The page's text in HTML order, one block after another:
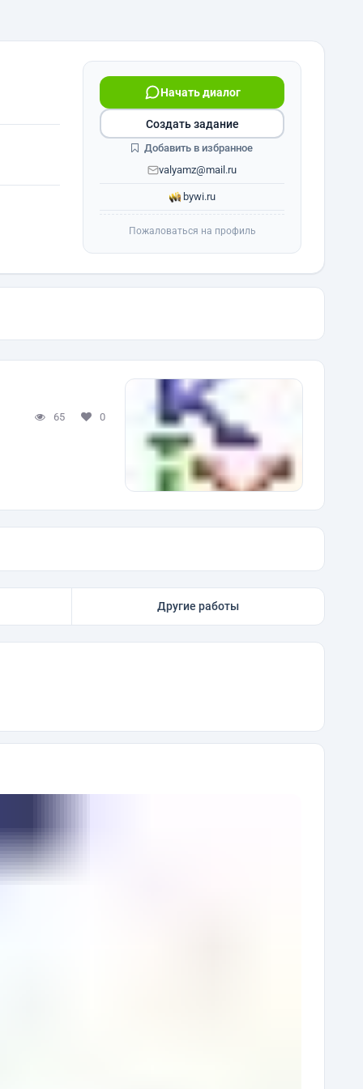
Начать диалог
valyamz@mail.ru
bywi.ru
Создать задание
Добавить в избранное
Пожаловаться на профиль
65 0
Другие работы